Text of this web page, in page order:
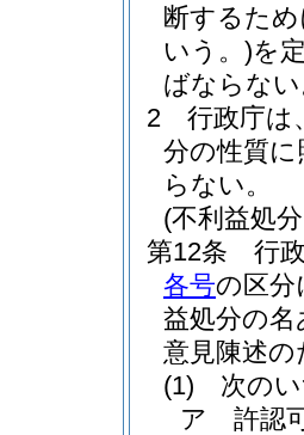
断するた
いう。)を
ばならな
2
行政庁は
分の性質
らない。
(不利益処
第12条
行
各号の区分
益処分の
意見陳述
(1)
次の
ア
許認